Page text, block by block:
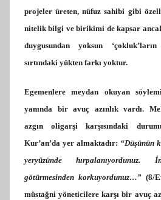
projeler üreten, nüfuz sahibi gibi
nitelik bilgi ve birikimi de kapsar
duygusundan yoksun
sırtındaki yükten farkı yoktur.
Egemenlere meydan okuyan
yanında bir avuç azınlık vardı.
azgın oligarşi karşısındaki
Kur’an’da yer almaktadır: “Düşünün
yeryüzünde hırpalanıyordunuz.
götürmesinden korkuyordunuz…” (8/
müstağni yöneticilere karşı bir avuç